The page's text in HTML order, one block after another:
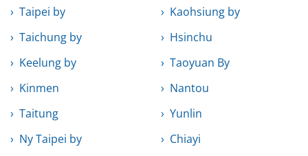
Taipei by
Kaohsiung by
Taichung by
Hsinchu
Keelung by
Taoyuan By
Kinmen
Nantou
Taitung
Yunlin
Ny Taipei by
Chiayi